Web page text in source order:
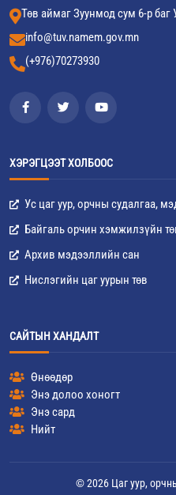
Төв аймаг Зуунмод сум 6-р
info@tuv.namem.gov.mn
(+976)70273930
ХЭРЭГЦЭЭТ ХОЛБООС
Ус цаг уур, орчны судалгаа,
Байгаль орчин хэмжилзүйн
Архив мэдээллийн сан
Нислэгийн цаг уурын төв
САЙТЫН ХАНДАЛТ
Өнөөдөр
Энэ долоо хоногт
Энэ сард
Нийт
© 2026 Цаг уур,